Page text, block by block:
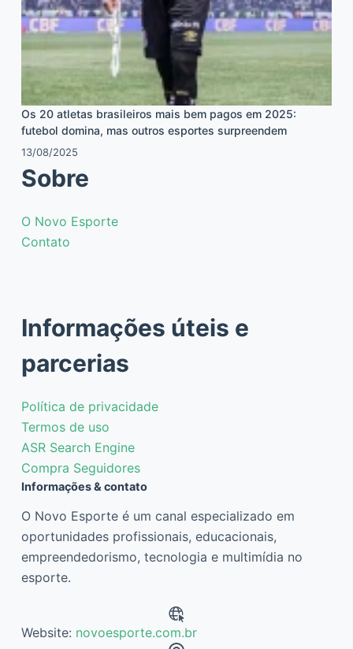
Os 20 atletas brasileiros mais bem pagos em 2025:
futebol domina, mas outros esportes surpreendem
13/08/2025
Sobre
O Novo Esporte
Contato
Informações úteis e
parcerias
Política de privacidade
Termos de uso
ASR Search Engine
Compra Seguidores
Informações & contato
O Novo Esporte é um canal especializado em
oportunidades profissionais, educacionais,
empreendedorismo, tecnologia e multimídia no
esporte.
Website: novoesporte.com.br